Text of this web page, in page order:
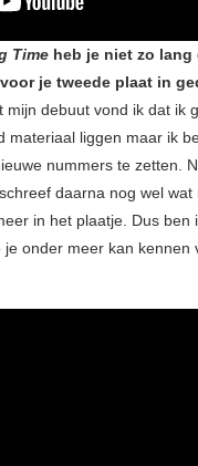
Time heb je niet zo lang
je tweede plaat in
debuut vond ik dat ik
materiaal liggen maar ik
nummers te zetten.
daarna nog wel
in het plaatje. Dus ben
onder meer kan kennen